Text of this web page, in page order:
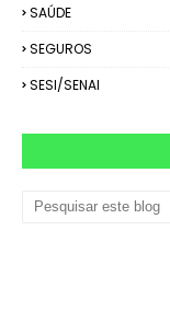
SAÚDE
SEGUROS
SESI/SENAI